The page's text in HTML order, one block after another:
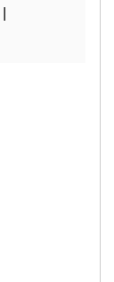
|